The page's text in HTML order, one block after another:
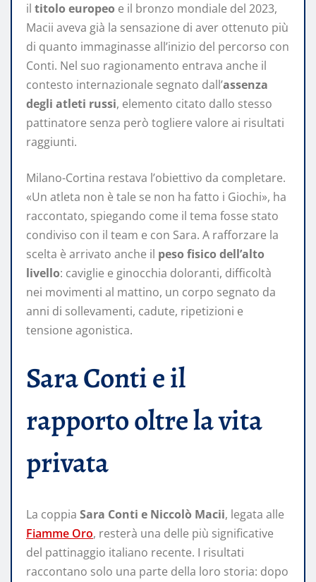
il titolo europeo e il bronzo mondiale del 2023,
Macii aveva già la sensazione di aver ottenuto più
di quanto immaginasse all’inizio del percorso con
Conti. Nel suo ragionamento entrava anche il
contesto internazionale segnato dall’assenza
degli atleti russi, elemento citato dallo stesso
pattinatore senza però togliere valore ai risultati
raggiunti.
Milano-Cortina restava l’obiettivo da completare.
«Un atleta non è tale se non ha fatto i Giochi», ha
raccontato, spiegando come il tema fosse stato
condiviso con il team e con Sara. A rafforzare la
scelta è arrivato anche il peso fisico dell’alto
livello: caviglie e ginocchia doloranti, difficoltà
nei movimenti al mattino, un corpo segnato da
anni di sollevamenti, cadute, ripetizioni e
tensione agonistica.
Sara Conti e il
rapporto oltre la vita
privata
La coppia Sara Conti e Niccolò Macii, legata alle
Fiamme Oro, resterà una delle più significative
del pattinaggio italiano recente. I risultati
raccontano solo una parte della loro storia: dopo